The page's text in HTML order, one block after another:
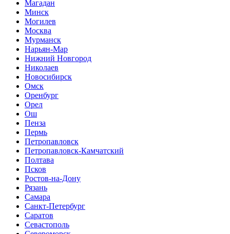
Магадан
Минск
Могилев
Москва
Мурманск
Нарьян-Мар
Нижний Новгород
Николаев
Новосибирск
Омск
Оренбург
Орел
Ош
Пенза
Пермь
Петропавловск
Петропавловск-Камчатский
Полтава
Псков
Ростов-на-Дону
Рязань
Самара
Санкт-Петербург
Саратов
Севастополь